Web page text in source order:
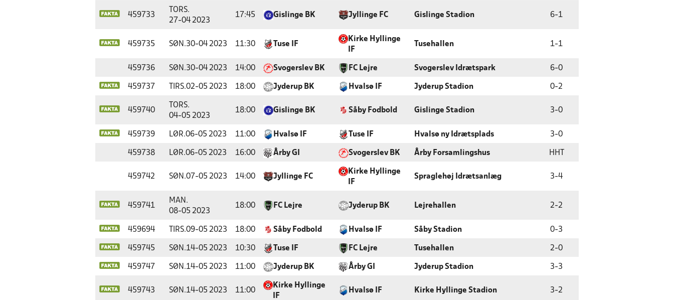
459733
TORS.
27-04 2023
17:45 Gislinge BK Jyllinge FC Gislinge Stadion 6-1
459735 SØN.30-04 2023 11:30 Tuse IF
Kirke Hyllinge
IF
Tusehallen 1-1
459736 SØN.30-04 2023 14:00 Svogerslev BK FC Lejre Svogerslev Idrætspark 6-0
459737 TIRS.02-05 2023 18:00 Jyderup BK Hvalsø IF Jyderup Stadion 0-2
459740
TORS.
04-05 2023
18:00 Gislinge BK Såby Fodbold Gislinge Stadion 3-0
459739 LØR.06-05 2023 11:00 Hvalsø IF Tuse IF Hvalsø ny Idrætsplads 3-0
459738 LØR.06-05 2023 16:00 Årby GI Svogerslev BK Årby Forsamlingshus HHT
459742 SØN.07-05 2023 14:00 Jyllinge FC
Kirke Hyllinge
IF
Spraglehøj Idrætsanlæg 3-4
459741
MAN.
08-05 2023
18:00 FC Lejre Jyderup BK Lejrehallen 2-2
459694 TIRS.09-05 2023 18:00 Såby Fodbold Hvalsø IF Såby Stadion 0-3
459745 SØN.14-05 2023 10:30 Tuse IF FC Lejre Tusehallen 2-0
459747 SØN.14-05 2023 11:00 Jyderup BK Årby GI Jyderup Stadion 3-3
459743 SØN.14-05 2023 11:00
Kirke Hyllinge
IF
Hvalsø IF Kirke Hyllinge Stadion 3-2